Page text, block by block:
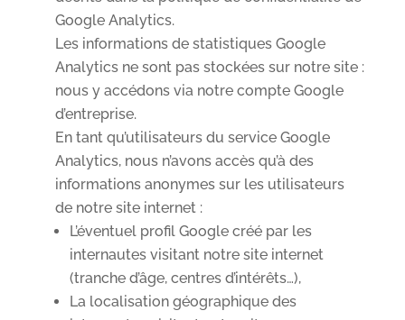
Google Analytics.
Les informations de statistiques Google
Analytics ne sont pas stockées sur notre site :
nous y accédons via notre compte Google
d’entreprise.
En tant qu’utilisateurs du service Google
Analytics, nous n’avons accès qu’à des
informations anonymes sur les utilisateurs
de notre site internet :
L’éventuel profil Google créé par les
internautes visitant notre site internet
(tranche d’âge, centres d’intérêts…),
La localisation géographique des